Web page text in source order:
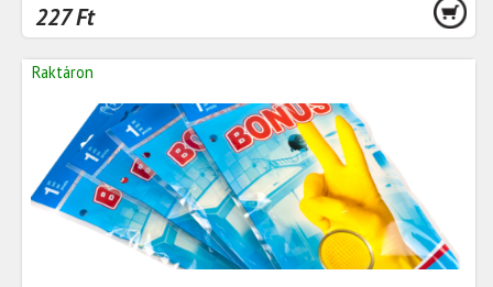
227 Ft
Raktáron